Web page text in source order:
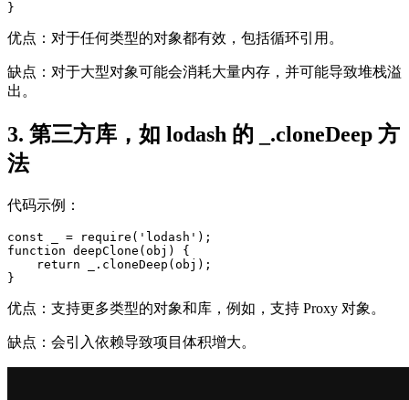
}
优点：对于任何类型的对象都有效，包括循环引用。
缺点：对于大型对象可能会消耗大量内存，并可能导致堆栈溢
出。
3. 第三方库，如 lodash 的 _.cloneDeep 方
法
代码示例：
const _ = require('lodash');
function deepClone(obj) {
    return _.cloneDeep(obj);
}
优点：支持更多类型的对象和库，例如，支持 Proxy 对象。
缺点：会引入依赖导致项目体积增大。